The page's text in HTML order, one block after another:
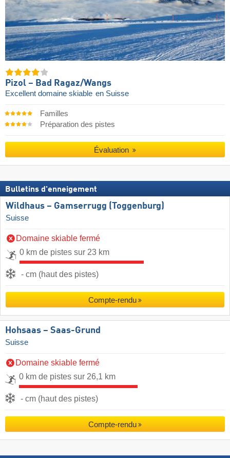
Pizol – Bad Ragaz/​Wangs
Excellent domaine skiable en Suisse
Familles
Préparation des pistes
Évaluation
Bulletins d'enneigement
Wildhaus – Gamserrugg (Toggenburg)
Suisse
Domaine skiable fermé
0 km de pistes sur 23 km
- cm (haut des pistes)
Compte-rendu
Hohsaas – Saas-Grund
Suisse
Domaine skiable fermé
0 km de pistes sur 26,1 km
- cm (haut des pistes)
Compte-rendu